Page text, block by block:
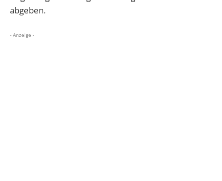
abgeben.
- Anzeige -